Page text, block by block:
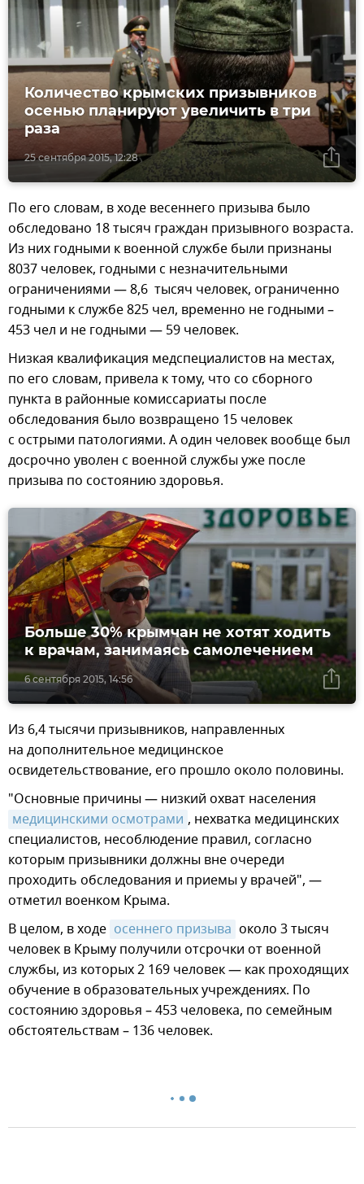
25 сентября 2015, 12:28
Количество крымских призывников
осенью планируют увеличить в три
раза
По его словам, в ходе весеннего призыва было
обследовано 18 тысяч граждан призывного возраста.
Из них годными к военной службе были признаны
8037 человек, годными с незначительными
ограничениями — 8,6 тысяч человек, ограниченно
годными к службе 825 чел, временно не годными –
453 чел и не годными — 59 человек.
Низкая квалификация медспециалистов на местах,
по его словам, привела к тому, что со сборного
пункта в районные комиссариаты после
обследования было возвращено 15 человек
с острыми патологиями. А один человек вообще был
досрочно уволен с военной службы уже после
призыва по состоянию здоровья.
6 сентября 2015, 14:56
Больше 30% крымчан не хотят ходить
к врачам, занимаясь самолечением
Из 6,4 тысячи призывников, направленных
на дополнительное медицинское
освидетельствование, его прошло около половины.
"Основные причины — низкий охват населения
медицинскими осмотрами , нехватка медицинских
специалистов, несоблюдение правил, согласно
которым призывники должны вне очереди
проходить обследования и приемы у врачей", —
отметил военком Крыма.
В целом, в ходе осеннего призыва около 3 тысяч
человек в Крыму получили отсрочки от военной
службы, из которых 2 169 человек — как проходящих
обучение в образовательных учреждениях. По
состоянию здоровья – 453 человека, по семейным
обстоятельствам – 136 человек.